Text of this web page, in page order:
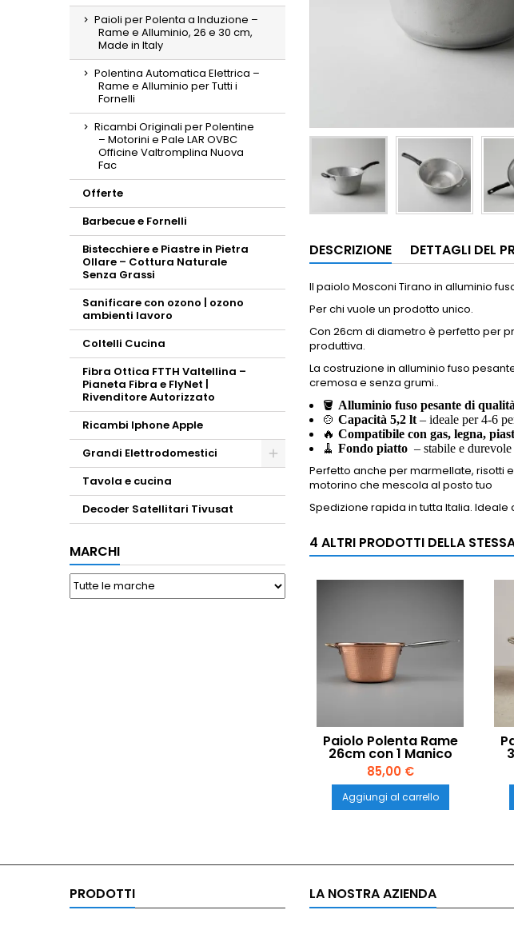
Paioli per Polenta a Induzione –
Rame e Alluminio, 26 e 30 cm,
Made in Italy
Polentina Automatica Elettrica –
Rame e Alluminio per Tutti i
Fornelli
Ricambi Originali per Polentine
– Motorini e Pale LAR OVBC
Officine Valtromplina Nuova
Fac
Offerte
Barbecue e Fornelli
Bistecchiere e Piastre in Pietra
Ollare – Cottura Naturale
Senza Grassi
Sanificare con ozono | ozono
ambienti lavoro
Coltelli Cucina
Fibra Ottica FTTH Valtellina –
Pianeta Fibra e FlyNet |
Rivenditore Autorizzato
Ricambi Iphone Apple
Grandi Elettrodomestici
Toggle
Tavola e cucina
Decoder Satellitari Tivusat
MARCHI
DESCRIZIONE DETTAGLI DEL
Il paiolo Mosconi Tirano in alluminio
Per chi vuole un prodotto unico.
Con 26cm di diametro è perfetto per
produttiva.
La costruzione in alluminio fuso
cremosa e senza grumi..
🪣 Alluminio fuso pesante di qualità
🍲 Capacità 5,2 lt – ideale per 4-6
🔥 Compatibile con gas, legna,
🧹 Fondo piatto – stabile e durevole
Perfetto anche per marmellate, risotti
motorino che mescola al posto tuo
Spedizione rapida in tutta Italia.
4 ALTRI PRODOTTI DELLA
Paiolo Polenta Rame
26cm con 1 Manico
per Induzione – LAR
Made in Italy
85,00 €
Aggiungi al carrello
PRODOTTI LA NOSTRA AZIENDA